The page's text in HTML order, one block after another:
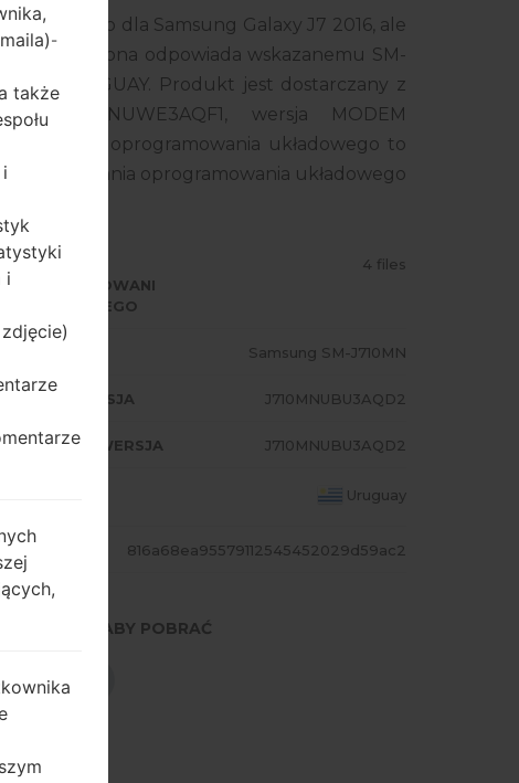
dla Samsung Galaxy J7 2016, ale
smartfona odpowiada wskazanemu SM-
z URUGUAY. Produkt jest dostarczany z
J710MNUWE3AQF1, wersja MODEM
danego oprogramowania układowego to
flashowania oprogramowania układowego
RODZAJ
OPROGRAMOWANI
A UKŁADOWEGO
4 files
Samsung SM-J710MN
PDA/AP WERSJA J710MNUBU3AQD2
MODEM/CP WERSJA J710MNUBU3AQD2
Uruguay
HASH 816a68ea95579112545452029d59ac2
2.NACIŚNIJ, ABY POBRAĆ
POBIERZ
-
także
i